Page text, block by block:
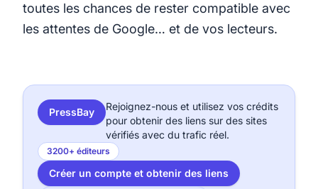
toutes les chances de rester compatible avec
les attentes de Google… et de vos lecteurs.
PressBay
Rejoignez-nous et utilisez vos crédits
pour obtenir des liens sur des sites
vérifiés avec du trafic réel.
3200+ éditeurs
Créer un compte et obtenir des liens